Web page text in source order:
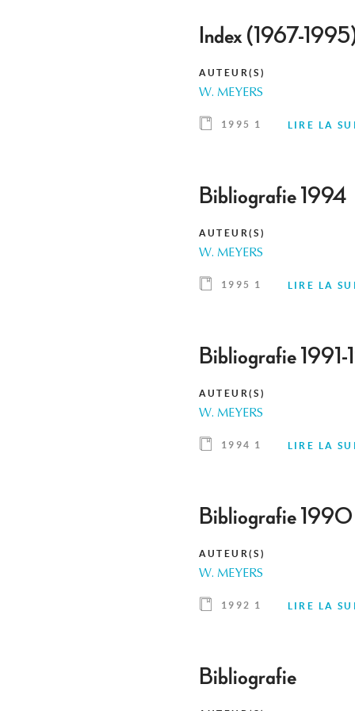
Index (1967-
AUTEUR(S)
W. MEYERS
1995 1 LIRE LA
Bibliografie 1994
AUTEUR(S)
W. MEYERS
1995 1 LIRE LA
Bibliografie
AUTEUR(S)
W. MEYERS
1994 1 LIRE LA
Bibliografie 1990
AUTEUR(S)
W. MEYERS
1992 1 LIRE LA
Bibliografie